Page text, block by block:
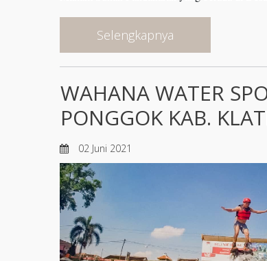
Selengkapnya
WAHANA WATER
PONGGOK KAB.
02 Juni 2021